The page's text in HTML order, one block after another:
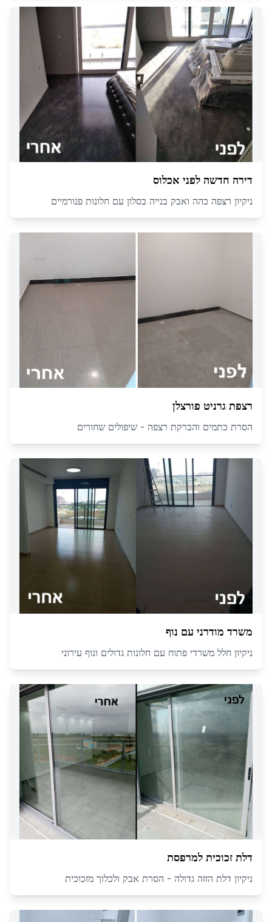
דירה חדשה לפני אכלוס
ניקיון רצפה כהה ואבק בנייה בסלון עם חלונות פנורמיים
רצפת גרניט פורצלן
הסרת כתמים והברקת רצפה - שיפולים שחורים
משרד מודרני עם נוף
ניקיון חלל משרדי פתוח עם חלונות גדולים ונוף עירוני
דלת זכוכית למרפסת
ניקיון דלת הזזה גדולה - הסרת אבק ולכלוך מזכוכית